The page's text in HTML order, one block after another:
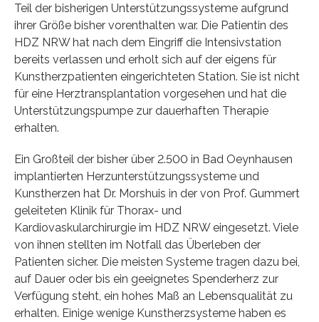
Teil der bisherigen Unterstützungssysteme aufgrund
ihrer Größe bisher vorenthalten war. Die Patientin des
HDZ NRW hat nach dem Eingriff die Intensivstation
bereits verlassen und erholt sich auf der eigens für
Kunstherzpatienten eingerichteten Station. Sie ist nicht
für eine Herztransplantation vorgesehen und hat die
Unterstützungspumpe zur dauerhaften Therapie
erhalten.
Ein Großteil der bisher über 2.500 in Bad Oeynhausen
implantierten Herzunterstützungssysteme und
Kunstherzen hat Dr. Morshuis in der von Prof. Gummert
geleiteten Klinik für Thorax- und
Kardiovaskularchirurgie im HDZ NRW eingesetzt. Viele
von ihnen stellten im Notfall das Überleben der
Patienten sicher. Die meisten Systeme tragen dazu bei,
auf Dauer oder bis ein geeignetes Spenderherz zur
Verfügung steht, ein hohes Maß an Lebensqualität zu
erhalten. Einige wenige Kunstherzsysteme haben es